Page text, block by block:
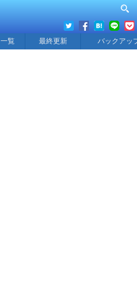
一覧 最終更新 バックアッ